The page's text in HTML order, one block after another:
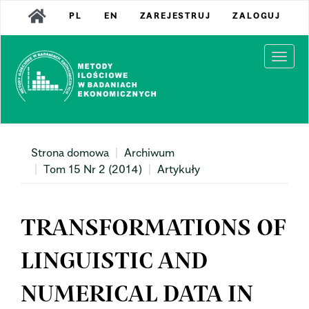
Main
Navigation
Content
Sidebar
PL EN ZAREJESTRUJ ZALOGUJ
Strona domowa
Archiwum
Tom 15 Nr 2 (2014)
Artykuły
TRANSFORMATIONS OF
LINGUISTIC AND
NUMERICAL DATA IN